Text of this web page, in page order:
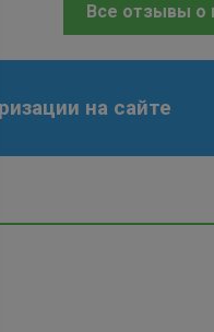
Все отзывы о
на сайте